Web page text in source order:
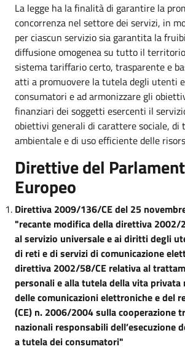
La legge ha la finalità di garantire la
concorrenza nel settore dei servizi, in
per ciascun servizio sia garantita la
diffusione omogenea su tutto il
sistema tariffario certo, trasparente e
atti a promuovere la tutela degli utenti
consumatori e ad armonizzare gli
finanziari dei soggetti esercenti il
obiettivi generali di carattere sociale, di
ambientale e di uso efficiente delle
Direttive del
Europeo
Direttiva 2009/136/CE del 25
"recante modifica della direttiva 2002/
al servizio universale e ai diritti degli
di reti e di servizi di comunicazione
direttiva 2002/58/CE relativa al
personali e alla tutela della vita privata
delle comunicazioni elettroniche e del
(CE) n. 2006/2004 sulla cooperazione
nazionali responsabili dell’esecuzione
a tutela dei consumatori"